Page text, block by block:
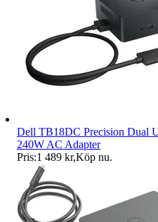
Dell TB18DC Precision Dual
240W AC Adapter
Pris:1 489 kr,Köp nu.